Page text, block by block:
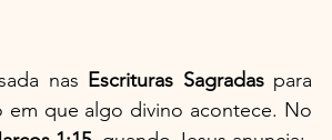
nas Escrituras Sagradas para
que algo divino acontece. No